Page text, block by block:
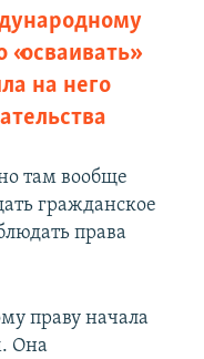
на него
там вообще
гражданское
права
праву начала
Она